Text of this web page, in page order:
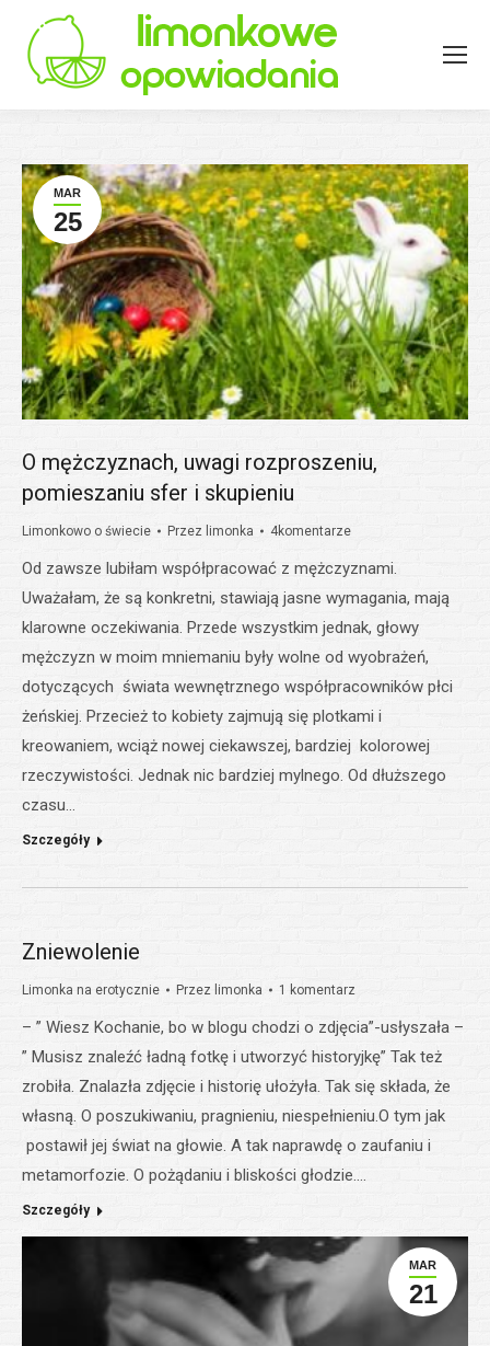
MAR
25
O mężczyznach, uwagi rozproszeniu,
pomieszaniu sfer i skupieniu
Limonkowo o świecie Przez limonka 4komentarze
Od zawsze lubiłam współpracować z mężczyznami.
Uważałam, że są konkretni, stawiają jasne wymagania, mają
klarowne oczekiwania. Przede wszystkim jednak, głowy
mężczyzn w moim mniemaniu były wolne od wyobrażeń,
dotyczących świata wewnętrznego współpracowników płci
żeńskiej. Przecież to kobiety zajmują się plotkami i
kreowaniem, wciąż nowej ciekawszej, bardziej kolorowej
rzeczywistości. Jednak nic bardziej mylnego. Od dłuższego
czasu…
Szczegóły
Zniewolenie
Limonka na erotycznie Przez limonka 1 komentarz
– ” Wiesz Kochanie, bo w blogu chodzi o zdjęcia”-usłyszała –
” Musisz znaleźć ładną fotkę i utworzyć historyjkę” Tak też
zrobiła. Znalazła zdjęcie i historię ułożyła. Tak się składa, że
własną. O poszukiwaniu, pragnieniu, niespełnieniu.O tym jak
postawił jej świat na głowie. A tak naprawdę o zaufaniu i
metamorfozie. O pożądaniu i bliskości głodzie.…
Szczegóły
MAR
21